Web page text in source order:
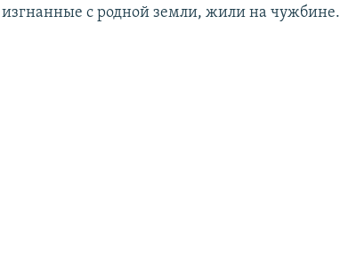
с родной земли, жили на чужбине.